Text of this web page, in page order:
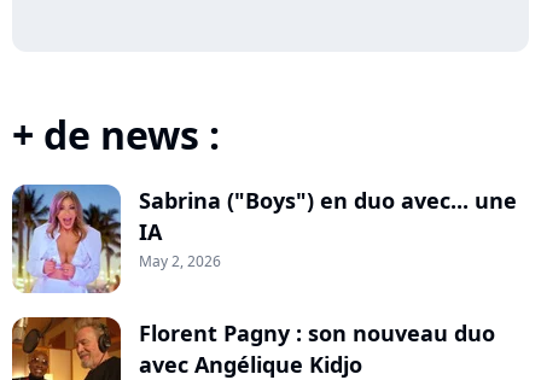
+ de news :
Sabrina ("Boys") en duo avec... une
IA
May 2, 2026
Florent Pagny : son nouveau duo
avec Angélique Kidjo